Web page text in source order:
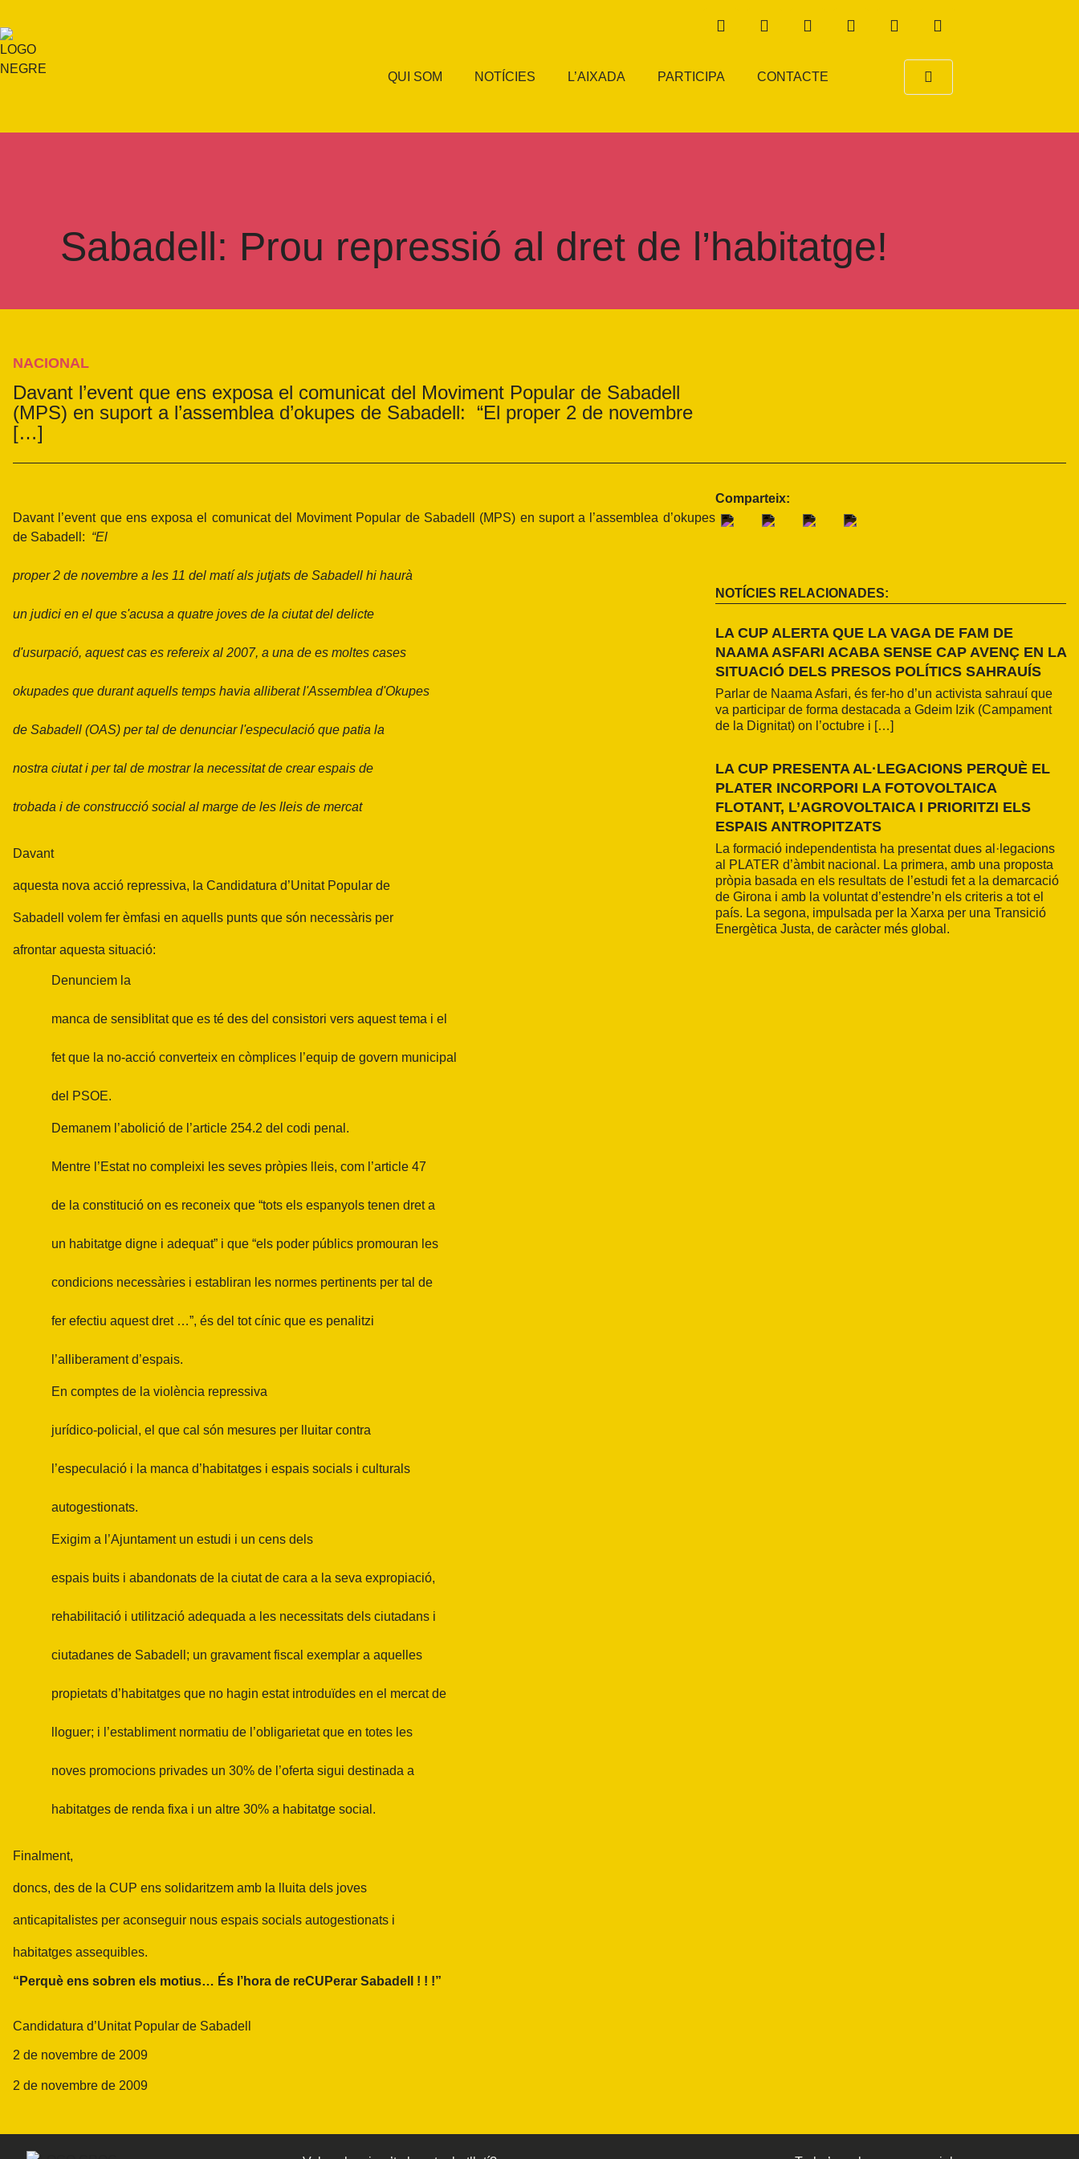
QUI SOM NOTÍCIES L’AIXADA PARTICIPA CONTACTE
Sabadell: Prou repressió al dret de l’habitatge!
NACIONAL
Davant l’event que ens exposa el comunicat del Moviment Popular de Sabadell
(MPS) en suport a l’assemblea d’okupes de Sabadell: “El proper 2 de novembre
[…]
Davant l’event que ens exposa el comunicat del Moviment Popular de Sabadell (MPS) en suport a l’assemblea d’okupes
de Sabadell: “El
proper 2 de novembre a les 11 del matí als jutjats de Sabadell hi haurà
un judici en el que s'acusa a quatre joves de la ciutat del delicte
d'usurpació, aquest cas es refereix al 2007, a una de es moltes cases
okupades que durant aquells temps havia alliberat l'Assemblea d'Okupes
de Sabadell (OAS) per tal de denunciar l'especulació que patia la
nostra ciutat i per tal de mostrar la necessitat de crear espais de
trobada i de construcció social al marge de les lleis de mercat
Davant
aquesta nova acció repressiva, la Candidatura d’Unitat Popular de
Sabadell volem fer èmfasi en aquells punts que són necessàris per
afrontar aquesta situació:
Denunciem la
manca de sensiblitat que es té des del consistori vers aquest tema i el
fet que la no-acció converteix en còmplices l’equip de govern municipal
del PSOE.
Demanem l’abolició de l’article 254.2 del codi penal.
Mentre l’Estat no compleixi les seves pròpies lleis, com l’article 47
de la constitució on es reconeix que “tots els espanyols tenen dret a
un habitatge digne i adequat” i que “els poder públics promouran les
condicions necessàries i establiran les normes pertinents per tal de
fer efectiu aquest dret …”, és del tot cínic que es penalitzi
l’alliberament d’espais.
En comptes de la violència repressiva
jurídico-policial, el que cal són mesures per lluitar contra
l’especulació i la manca d’habitatges i espais socials i culturals
autogestionats.
Exigim a l’Ajuntament un estudi i un cens dels
espais buits i abandonats de la ciutat de cara a la seva expropiació,
rehabilitació i utilització adequada a les necessitats dels ciutadans i
ciutadanes de Sabadell; un gravament fiscal exemplar a aquelles
propietats d’habitatges que no hagin estat introduïdes en el mercat de
lloguer; i l’establiment normatiu de l’obligarietat que en totes les
noves promocions privades un 30% de l’oferta sigui destinada a
habitatges de renda fixa i un altre 30% a habitatge social.
Finalment,
doncs, des de la CUP ens solidaritzem amb la lluita dels joves
anticapitalistes per aconseguir nous espais socials autogestionats i
habitatges assequibles.
“Perquè ens sobren els motius… És l’hora de reCUPerar Sabadell ! ! !”
Candidatura d’Unitat Popular de Sabadell
2 de novembre de 2009
2 de novembre de 2009
Comparteix:
NOTÍCIES RELACIONADES:
LA CUP ALERTA QUE LA VAGA DE FAM DE
NAAMA ASFARI ACABA SENSE CAP AVENÇ EN LA
SITUACIÓ DELS PRESOS POLÍTICS SAHRAUÍS
Parlar de Naama Asfari, és fer-ho d’un activista sahrauí que
va participar de forma destacada a Gdeim Izik (Campament
de la Dignitat) on l’octubre i […]
LA CUP PRESENTA AL·LEGACIONS PERQUÈ EL
PLATER INCORPORI LA FOTOVOLTAICA
FLOTANT, L’AGROVOLTAICA I PRIORITZI ELS
ESPAIS ANTROPITZATS
La formació independentista ha presentat dues al·legacions
al PLATER d’àmbit nacional. La primera, amb una proposta
pròpia basada en els resultats de l’estudi fet a la demarcació
de Girona i amb la voluntat d’estendre’n els criteris a tot el
país. La segona, impulsada per la Xarxa per una Transició
Energètica Justa, de caràcter més global.